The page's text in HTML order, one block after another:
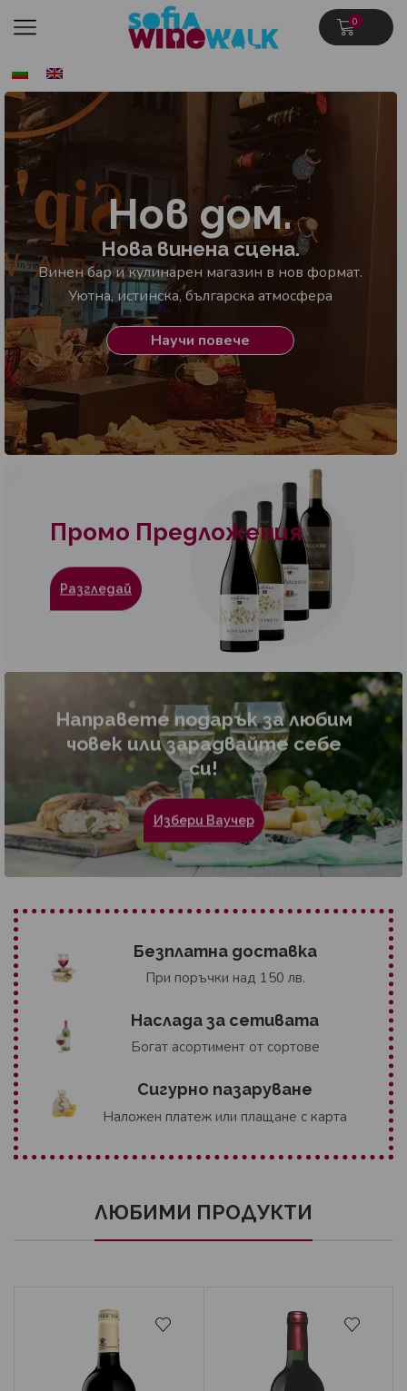
0
Нов дом.
Нова винена сцена.
Винен бар и кулинарен магазин в нов формат.
Уютна, истинска, българска атмосфера
Научи повече
Промо Предложения
Разгледай
Направете подарък за любим
човек или зарадвайте себе
си!
Избери Ваучер
Безплатна доставка
При поръчки над 150 лв.
Наслада за сетивата
Богат асортимент от сортове
Сигурно пазаруване
Наложен платеж или плащане с карта
ЛЮБИМИ ПРОДУКТИ